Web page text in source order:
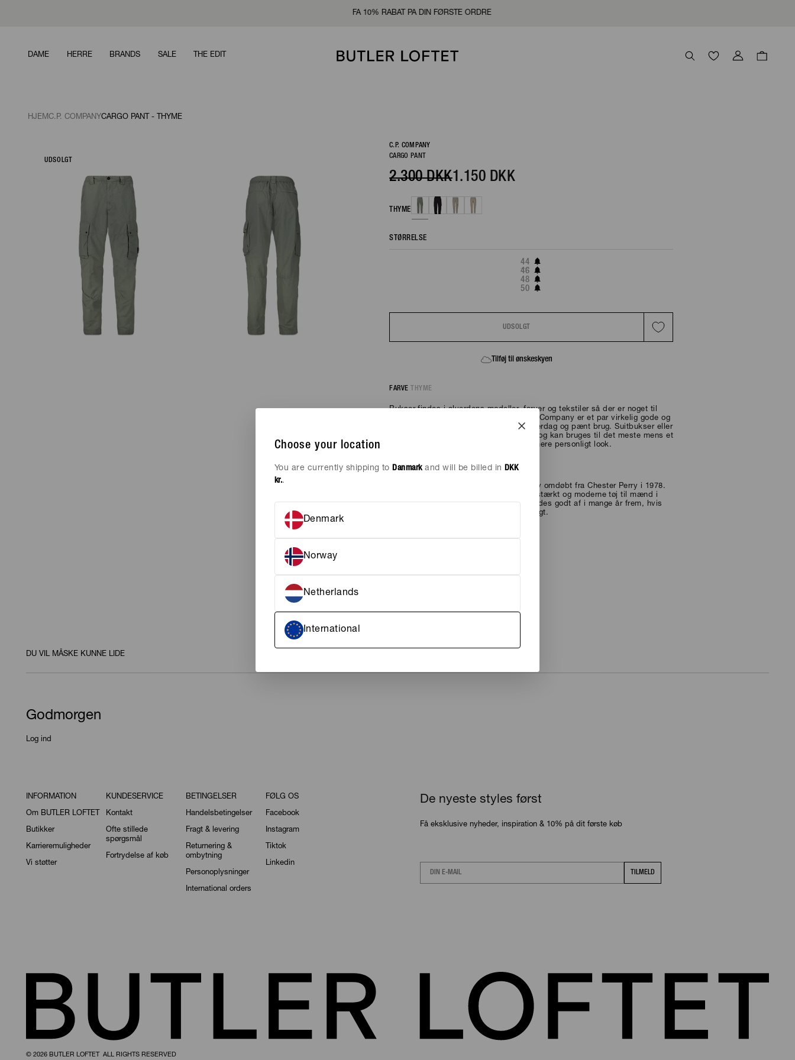
FÅ 10% RABAT PÅ DIN FØRSTE ORDRE
DAME HERRE BRANDS SALE THE EDIT
Choose your location
You are currently shipping toDanmarkand will be billed in DKK
kr..
Denmark
Norway
Netherlands
International
HJEMC.P. COMPANYCARGO PANT - THYME
UDSOLGT
C.P. COMPANY
CARGO PANT
1.150 DKK
2.300 DKK
THYME
STØRRELSE
44
46
48
50
UDSOLGT
FÅ BESKED, HVIS VAREN KOMMER PÅ LAGER IGEN
Tilføj til ønskeskyen
FARVE THYME
Bukser findes i alverdens modeller, farver og tekstiler så der er noget til
enhver stil. Cargo Pant - Thyme fra C.P. Company er et par virkelig gode og
seje bukser, som kan styles både til hverdag og pænt brug. Suitbukser eller
et par sorte eller blå bukser er klassisk og kan bruges til det meste mens et
par mønstrede bukser giver et cool og mere personligt look.
Det italienske mærke C.P. Company blev omdøbt fra Chester Perry i 1978.
C.P. Company er et brand, der tilbyder stærkt og moderne tøj til mænd i
alle aldre. De producerer tøj, der kan nydes godt af i mange år frem, hvis
det behandles og vedligeholdes ordentligt.
DU VIL MÅSKE KUNNE LIDE
Godmorgen
Log ind
De nyeste styles først
Få eksklusive nyheder, inspiration & 10% på dit første køb
Email
TILMELD
INFORMATION
Om BUTLER LOFTET
Butikker
Karrieremuligheder
Vi støtter
KUNDESERVICE
Kontakt
Ofte stillede
spørgsmål
Fortrydelse af køb
BETINGELSER
Handelsbetingelser
Fragt & levering
Returnering &
ombytning
Personoplysninger
International orders
FØLG OS
Facebook
Instagram
Tiktok
Linkedin
© 2026 BUTLER LOFTET ALL RIGHTS RESERVED